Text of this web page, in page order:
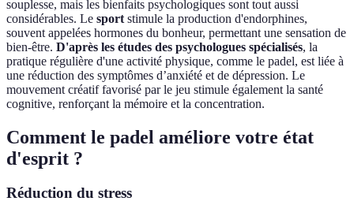
souplesse, mais les bienfaits psychologiques sont tout aussi
considérables. Le sport stimule la production d'endorphines,
souvent appelées hormones du bonheur, permettant une sensation de
bien-être. D'après les études des psychologues spécialisés, la
pratique régulière d'une activité physique, comme le padel, est liée à
une réduction des symptômes d’anxiété et de dépression. Le
mouvement créatif favorisé par le jeu stimule également la santé
cognitive, renforçant la mémoire et la concentration.
Comment le padel améliore votre état
d'esprit ?
Réduction du stress